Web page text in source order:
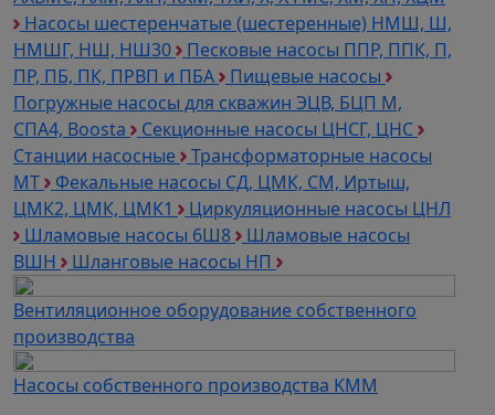
Насосы шестеренчатые (шестеренные) НМШ, Ш,
НМШГ, НШ, НШ30
Песковые насосы ППР, ППК, П,
ПР, ПБ, ПК, ПРВП и ПБА
Пищевые насосы
Погружные насосы для скважин ЭЦВ, БЦП М,
СПА4, Boosta
Секционные насосы ЦНСГ, ЦНС
Станции насосные
Трансформаторные насосы
МТ
Фекальные насосы СД, ЦМК, СМ, Иртыш,
ЦМК2, ЦМК, ЦМК1
Циркуляционные насосы ЦНЛ
Шламовые насосы 6Ш8
Шламовые насосы
ВШН
Шланговые насосы НП
Вентиляционное оборудование собственного
производства
Насосы собственного производства KMM